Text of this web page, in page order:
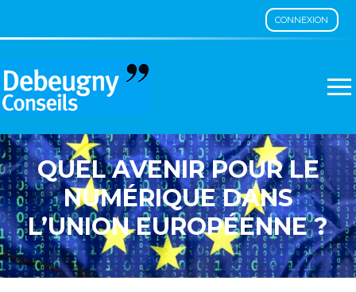
CONNEXION
Aller
au
QUEL AVENIR POUR LE
NUMÉRIQUE DANS
L’UNION EUROPÉENNE ?